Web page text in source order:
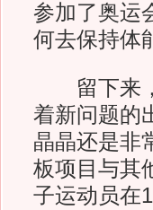
参加了奥运
何去保持体
留下来，
着新问题的
晶晶还是非
板项目与其
子运动员在